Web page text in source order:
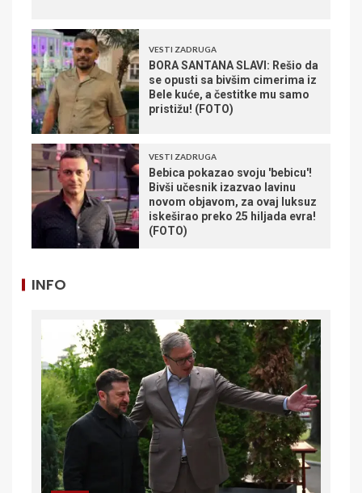
VESTI ZADRUGA
BORA SANTANA SLAVI: Rešio da
se opusti sa bivšim cimerima iz
Bele kuće, a čestitke mu samo
pristižu! (FOTO)
VESTI ZADRUGA
Bebica pokazao svoju 'bebicu'!
Bivši učesnik izazvao lavinu
novom objavom, za ovaj luksuz
iskeširao preko 25 hiljada evra!
(FOTO)
INFO